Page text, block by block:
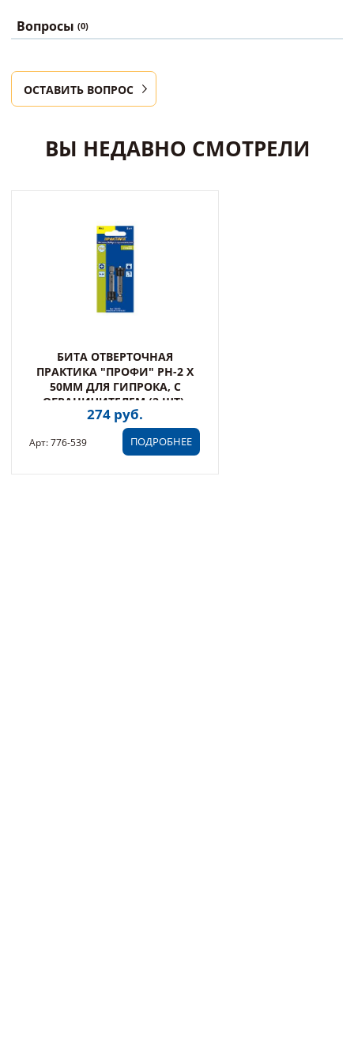
Вопросы (0)
ОСТАВИТЬ ВОПРОС
ВЫ НЕДАВНО СМОТРЕЛИ
БИТА ОТВЕРТОЧНАЯ
ПРАКТИКА "ПРОФИ" PH-2 Х
50ММ ДЛЯ ГИПРОКА, С
ОГРАНИЧИТЕЛЕМ (2 ШТ),
БЛИСТЕР (776-539)
274 руб.
ПОДРОБНЕЕ
Арт: 776-539